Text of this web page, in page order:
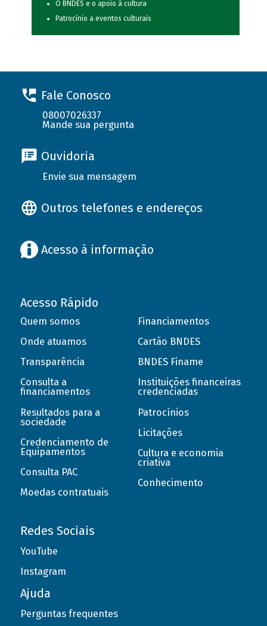
O BNDES e o apoio à cultura
Patrocínio a eventos culturais
Fale Conosco
08007026337
Mande sua pergunta
Ouvidoria
Envie sua mensagem
Outros telefones e endereços
Acesso à informação
Acesso Rápido
Quem somos
Onde atuamos
Transparência
Consulta a
financiamentos
Resultados para a
sociedade
Credenciamento de
Equipamentos
Consulta PAC
Moedas contratuais
Financiamentos
Cartão BNDES
BNDES Finame
Instituições financeiras
credenciadas
Patrocínios
Licitações
Cultura e economia
criativa
Conhecimento
Redes Sociais
YouTube
Instagram
Ajuda
Perguntas frequentes